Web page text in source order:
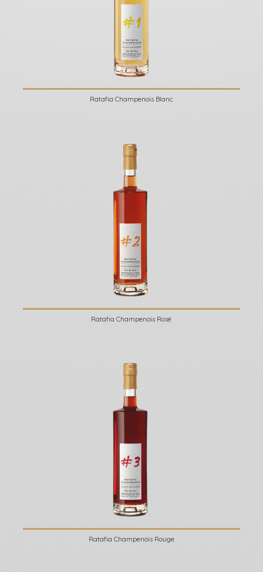
Ratafia Champenois Blanc
Ratafia Champenois Rosé
Ratafia Champenois Rouge